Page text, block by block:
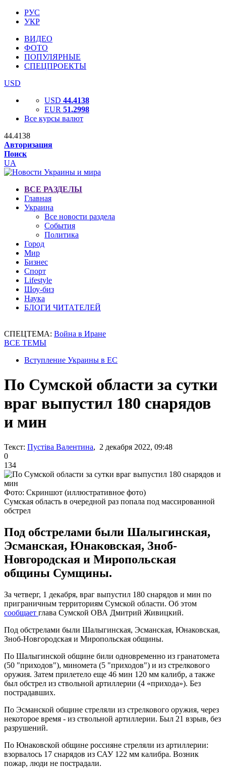
РУС
УКР
ВИДЕО
ФОТО
ПОПУЛЯРНЫЕ
СПЕЦПРОЕКТЫ
USD
USD 44.4138
EUR 51.2998
Все курсы валют
44.4138
Авторизация
Поиск
UA
ВСЕ РАЗДЕЛЫ
Главная
Украина
Все новости раздела
События
Политика
Город
Мир
Бизнес
Спорт
Lifestyle
Шоу-биз
Наука
БЛОГИ ЧИТАТЕЛЕЙ
СПЕЦТЕМА: Война в Иране
ВСЕ ТЕМЫ
Вступление Украины в ЕС
По Сумской области за сутки
враг выпустил 180 снарядов
и мин
Текст: Пустіва Валентина, 2 декабря 2022, 09:48
0
134
Фото: Скриншот (иллюстративное фото)
Сумская область в очередной раз попала под массированной
обстрел
Под обстрелами были Шалыгинская,
Эсманская, Юнаковская, Зноб-
Новгородская и Миропольская
общины Сумщины.
За четверг, 1 декабря, враг выпустил 180 снарядов и мин по
приграничным территориям Сумской области. Об этом
сообщает глава Сумской ОВА Дмитрий Живицкий.
Под обстрелами были Шалыгинская, Эсманская, Юнаковская,
Зноб-Новгородская и Миропольская общины.
По Шалыгинской общине били одновременно из гранатомета
(50 "приходов"), миномета (5 "приходов") и из стрелкового
оружия. Затем прилетело еще 46 мин 120 мм калибр, а также
был обстрел из ствольной артиллерии (4 «прихода»). Без
пострадавших.
По Эсманской общине стреляли из стрелкового оружия, через
некоторое время - из ствольной артиллерии. Был 21 взрыв, без
разрушений.
По Юнаковской общине россияне стреляли из артиллерии:
взорвалось 17 снарядов из САУ 122 мм калибра. Возник
пожар, люди не пострадали.